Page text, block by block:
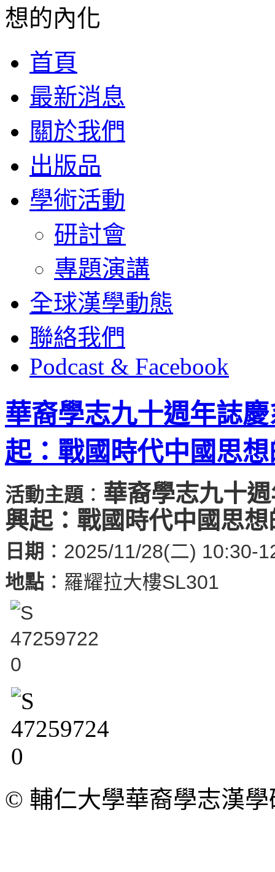
想的內化
首頁
最新消息
關於我們
出版品
學術活動
研討會
專題演講
全球漢學動態
聯絡我們
Podcast & Facebook
華裔學志九十週年誌
起：戰國時代中國思
活動主題： 華裔學志九十
興起：戰國時代中國思想
日期 ：2025/11/28(二) 10:30-
地點 ：羅耀拉大樓SL301
© 輔仁大學華裔學志漢學